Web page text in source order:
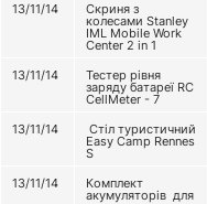
13/11/14
Скриня з
колесами Stanley
IML Mobile Work
Center 2 in 1
13/11/14 Тестер рівня
заряду батареї RC
CellMeter - 7
13/11/14 Стіл туристичний
Easy Camp Rennes
S
13/11/14 Комплект
акумуляторів для